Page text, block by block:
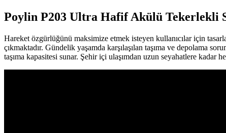
Poylin P203 Ultra Hafif Akülü Tekerlekli
Hareket özgürlüğünü maksimize etmek isteyen kullanıcılar için
çıkmaktadır. Gündelik yaşamda karşılaşılan taşıma ve depolama
taşıma kapasitesi sunar. Şehir içi ulaşımdan uzun seyahatlere kadar